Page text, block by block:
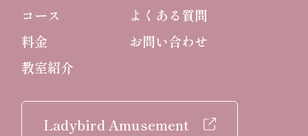
コース
料金
教室紹介
よくある質問
お問い合わせ
Ladybird Amusement